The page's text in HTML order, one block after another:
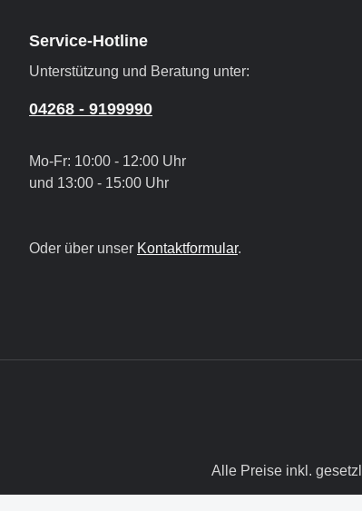
Service-Hotline
Unterstützung und Beratung unter:
04268 - 9199990
Mo-Fr: 10:00 - 12:00 Uhr
und 13:00 - 15:00 Uhr
Oder über unser Kontaktformular.
Alle Preise inkl.